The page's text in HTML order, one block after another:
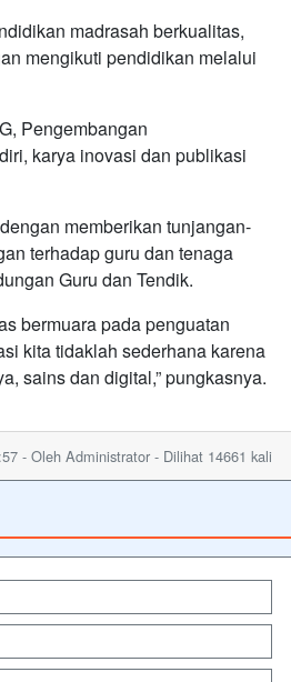
madrasah berkualitas,
mengikuti pendidikan melalui
Pengembangan
karya inovasi dan publikasi
memberikan tunjangan-
terhadap guru dan tenaga
Guru dan Tendik.
bermuara pada penguatan
kita tidaklah sederhana karena
sains dan digital,” pungkasnya.
- Oleh Administrator - Dilihat 14661 kali